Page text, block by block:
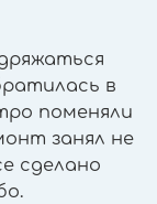
в
поменяли
занял не
сделано